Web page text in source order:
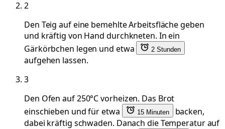
2
Den Teig auf eine bemehlte Arbeitsfläche geben
und kräftig von Hand durchkneten. In ein
Gärkörbchen legen und etwa
2 Stunden
aufgehen lassen.
3
Den Ofen auf 250°C vorheizen. Das Brot
einschieben und für etwa
15 Minuten
backen,
dabei kräftig schwaden. Danach die Temperatur auf